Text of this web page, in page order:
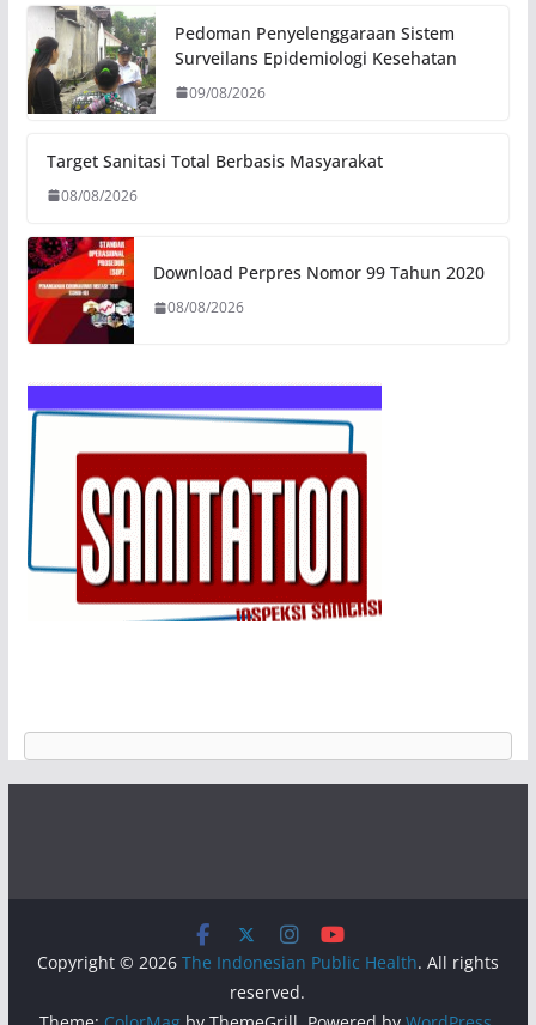
Pedoman Penyelenggaraan Sistem
Surveilans Epidemiologi Kesehatan
09/08/2026
Target Sanitasi Total Berbasis Masyarakat
08/08/2026
Download Perpres Nomor 99 Tahun 2020
08/08/2026
Copyright © 2026 The Indonesian Public Health. All rights
reserved.